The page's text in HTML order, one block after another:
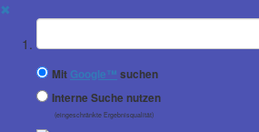
✖
Suchbegriff
Mit Google™ suchen
Interne Suche nutzen
(eingeschränkte Ergebnisqualität)